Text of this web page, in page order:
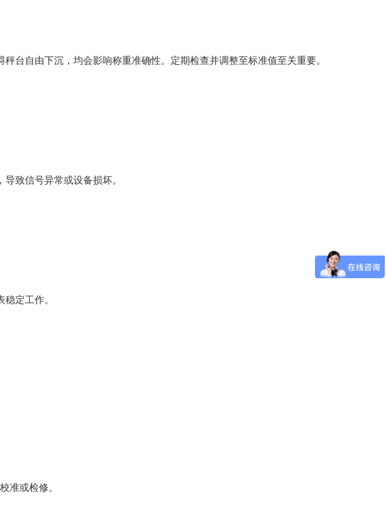
台自由下沉，均会影响称重准确性。定期检查并调整至标准值至关重要。
致信号异常或设备损坏。
定工作。
准或检修。